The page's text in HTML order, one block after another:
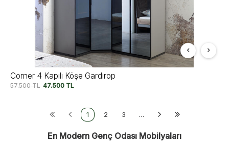
Corner 4 Kapılı Köşe Gardırop
57.500TL 47.500 TL
1 2 3 …
En Modern Genç Odası Mobilyaları